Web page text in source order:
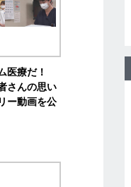
医療だ！
さんの思い
ー動画を公